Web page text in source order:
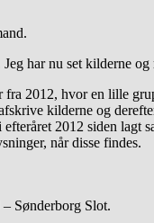
har nu set kilderne
fra 2012, hvor en lille
kilderne og
2012 siden lagt
når disse findes.
Sønderborg Slot.